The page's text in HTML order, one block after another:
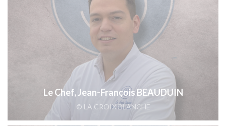
Le Chef, Jean-François BEAUDUIN
© LA CROIX BLANCHE